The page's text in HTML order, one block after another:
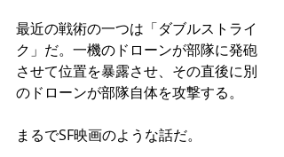
最近の戦術の一つは「ダブルストライ
ク」だ。一機のドローンが部隊に発砲
させて位置を暴露させ、その直後に別
のドローンが部隊自体を攻撃する。
まるでSF映画のような話だ。